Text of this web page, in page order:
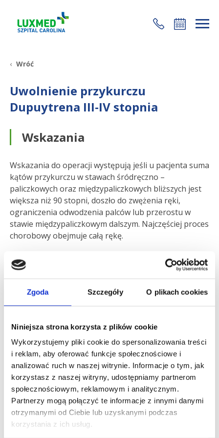
Zgoda Szczegóły O plikach cookies
Niniejsza strona korzysta z plików cookie
Wykorzystujemy pliki cookie do spersonalizowania treści
i reklam, aby oferować funkcje społecznościowe i
analizować ruch w naszej witrynie. Informacje o tym, jak
korzystasz z naszej witryny, udostępniamy partnerom
społecznościowym, reklamowym i analitycznym.
Partnerzy mogą połączyć te informacje z innymi danymi
otrzymanymi od Ciebie lub uzyskanymi podczas
korzystania z ich usług.
+48 22 35 58 200
Wróć
Uwolnienie przykurczu
Dupuytrena III-IV stopnia
Wskazania
Wskazania do operacji występują jeśli u pacjenta suma
kątów przykurczu w stawach śródręczno –
paliczkowych oraz międzypaliczkowych bliższych jest
większa niż 90 stopni, doszło do zwężenia ręki,
ograniczenia odwodzenia palców lub przerostu w
stawie międzypaliczkowym dalszym. Najczęściej proces
chorobowy obejmuje całą rękę.
Przeciwwskazania
Zakażenie oraz zła jakość skóry w okolicy cięcia.
Uczulenie na wybrane leki miejscowo znieczulające
rehabilitacji pooperacynej
Przebieg zabiegu
Operacja odbywa się w znieczuleniu miejscowym bądź
regionalnym (blokada splotu ramiennego) z
możliwością użycia opaski uciskowej zmniejszającej